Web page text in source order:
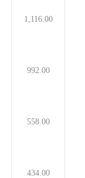
1,116.00
992.00
558.00
434.00